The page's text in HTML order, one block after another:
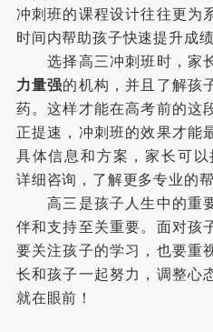
冲刺班的课程设计往往更为
时间内帮助孩子快速提升成
选择高三冲刺班时，家
力量强的机构，并且了解孩
药。这样才能在高考前的这
正提速，冲刺班的效果才能
具体信息和方案，家长可以
详细咨询，了解更多专业的帮
高三是孩子人生中的重
伴和支持至关重要。面对孩
要关注孩子的学习，也要重
长和孩子一起努力，调整心
就在眼前！